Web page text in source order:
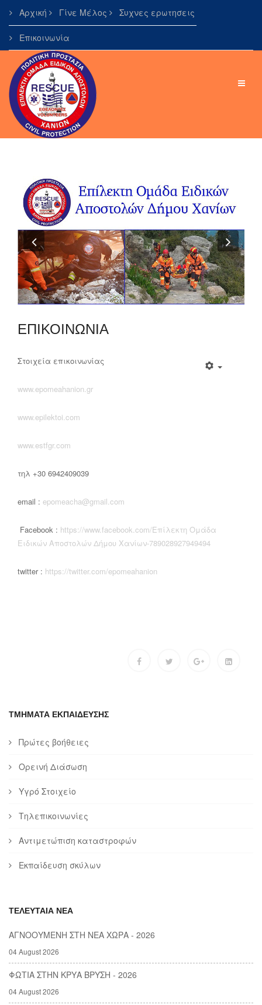
Αρχική Γίνε Μέλος Συχνες ερωτησεις
Επικοινωνία
Previous Next
ΕΠΙΚΟΙΝΩΝΙΑ
Στοιχεία επικοινωνίας
www.epomeahanion.gr
www.epilektoi.com
www.estfgr.com
τηλ +30 6942409039
email : epomeacha@gmail.com
Facebook : https://www.facebook.com/Επίλεκτη Ομάδα
Ειδικών Αποστολών Δήμου Χανίων-789028927949494
twitter : https://twitter.com/epomeahanion
ΤΜΗΜΑΤΑ ΕΚΠΑΙΔΕΥΣΗΣ
Πρώτες βοήθειες
Ορεινή Διάσωση
Υγρό Στοιχείο
Τηλεπικοινωνίες
Αντιμετώπιση καταστροφών
Εκπαίδευση σκύλων
ΤΕΛΕΥΤΑΙΑ ΝΕΑ
ΑΓΝΟΟΥΜΕΝΗ ΣΤΗ ΝΕΑ ΧΩΡΑ - 2026
04 August 2026
ΦΩΤΙΑ ΣΤΗΝ ΚΡΥΑ ΒΡΥΣΗ - 2026
04 August 2026